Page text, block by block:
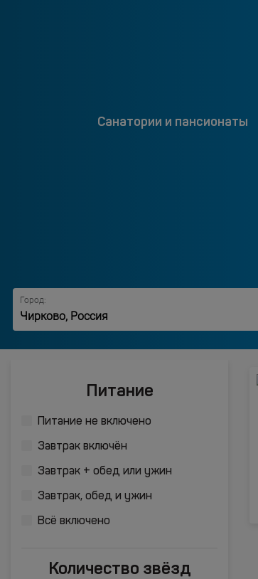
Санатории и пансионаты
Город:
Питание
Питание не включено
Завтрак включён
Завтрак + обед или ужин
Завтрак, обед и ужин
Всё включено
Количество звёзд